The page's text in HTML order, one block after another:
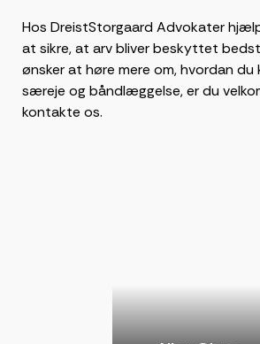
Hos DreistStorgaard Advokater
at sikre, at arv bliver beskyttet
ønsker at høre mere om, hvordan du
særeje og båndlæggelse, er du
kontakte os.